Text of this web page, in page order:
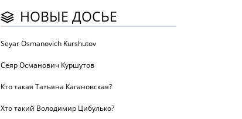
НОВЫЕ ДОСЬЕ
Seyar Osmanovich Kurshutov
Сеяр Османович Куршутов
Кто такая Татьяна Кагановская?
Хто такий Володимир Цибулько?